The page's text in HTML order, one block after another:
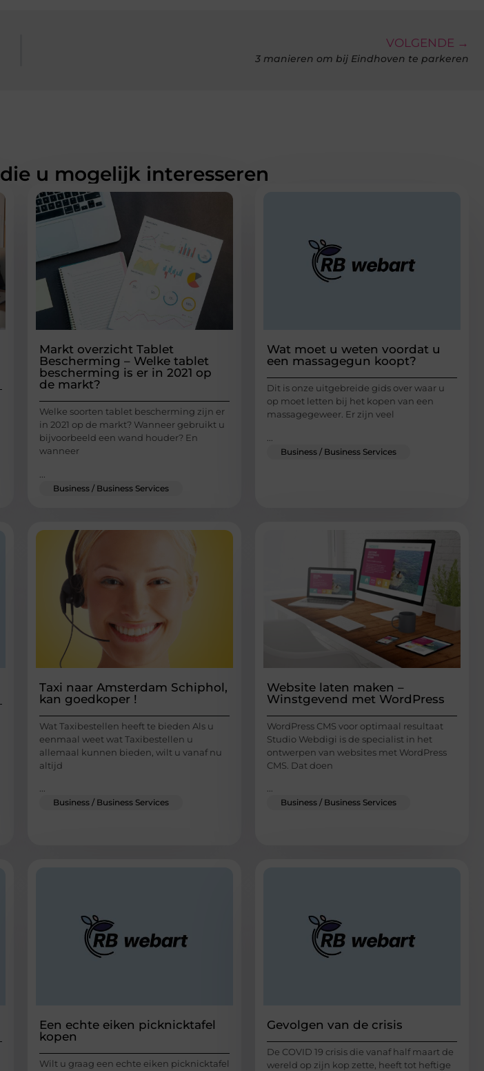
VOLGENDE →
3 manieren om bij Eindhoven te parkeren
die u mogelijk interesseren
Markt overzicht Tablet
Bescherming – Welke tablet
bescherming is er in 2021 op
de markt?
Welke soorten tablet bescherming zijn er
in 2021 op de markt? Wanneer gebruikt u
bijvoorbeeld een wand houder? En
wanneer
Business / Business Services
Wat moet u weten voordat u
een massagegun koopt?
Dit is onze uitgebreide gids over waar u
op moet letten bij het kopen van een
massagegeweer. Er zijn veel
Business / Business Services
Taxi naar Amsterdam Schiphol,
kan goedkoper !
Wat Taxibestellen heeft te bieden Als u
eenmaal weet wat Taxibestellen u
allemaal kunnen bieden, wilt u vanaf nu
altijd
Business / Business Services
Website laten maken –
Winstgevend met WordPress
WordPress CMS voor optimaal resultaat
Studio Webdigi is de specialist in het
ontwerpen van websites met WordPress
CMS. Dat doen
Business / Business Services
Een echte eiken picknicktafel
kopen
Wilt u graag een echte eiken picknicktafel
Gevolgen van de crisis
De COVID 19 crisis die vanaf half maart de
wereld op zijn kop zette, heeft tot heftige